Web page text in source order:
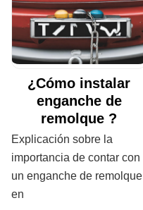
¿Cómo instalar
enganche de
remolque ?
Explicación sobre la
importancia de contar con
un enganche de remolque
en